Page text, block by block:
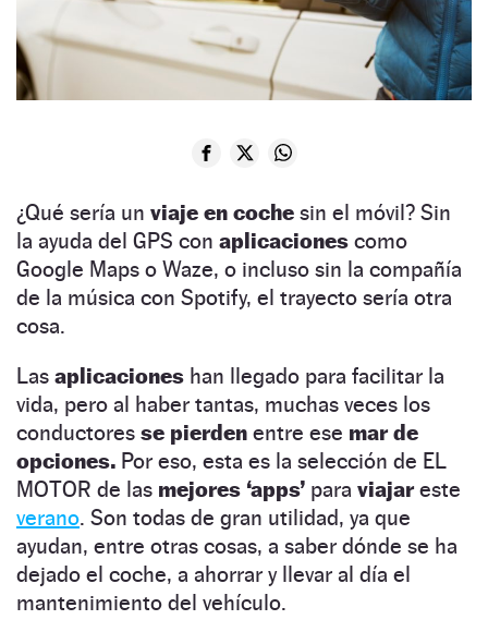
¿Qué sería un viaje en coche sin el móvil? Sin
la ayuda del GPS con aplicaciones como
Google Maps o Waze, o incluso sin la compañía
de la música con Spotify, el trayecto sería otra
cosa.
Las aplicaciones han llegado para facilitar la
vida, pero al haber tantas, muchas veces los
conductores se pierden entre ese mar de
opciones. Por eso, esta es la selección de EL
MOTOR de las mejores ‘apps’ para viajareste
verano. Son todas de gran utilidad, ya que
ayudan, entre otras cosas, a saber dónde se ha
dejado el coche, a ahorrar y llevar al día el
mantenimiento del vehículo.